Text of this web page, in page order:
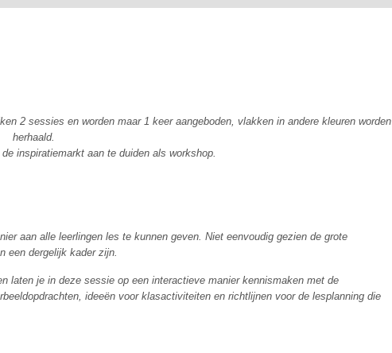
2 sessies en worden maar 1 keer aangeboden, vlakken in andere kleuren worden
herhaald.
inspiratiemarkt aan te duiden als workshop.
aan alle leerlingen les te kunnen geven. Niet eenvoudig gezien de grote
een dergelijk kader zijn.
laten je in deze sessie op een interactieve manier kennismaken met de
ideeën voor klasactiviteiten en richtlijnen voor de lesplanning die